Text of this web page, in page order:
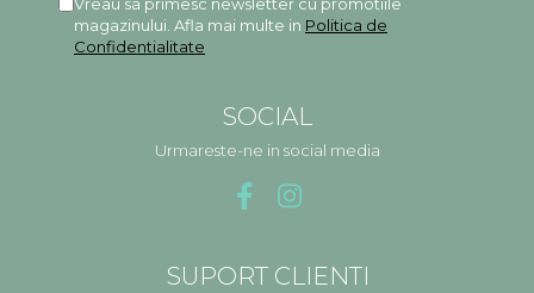
magazinului. Afla mai multe in Politica de
Confidentialitate
SOCIAL
Urmareste-ne in social media
SUPORT CLIENTI